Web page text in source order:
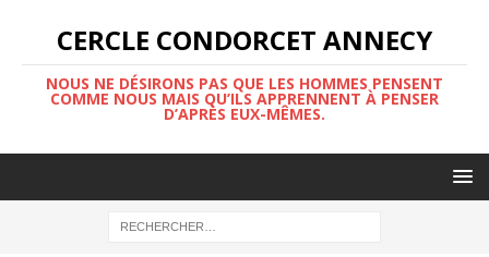
CERCLE CONDORCET ANNECY
NOUS NE DÉSIRONS PAS QUE LES HOMMES PENSENT
COMME NOUS MAIS QU’ILS APPRENNENT À PENSER
D’APRÈS EUX-MÊMES.